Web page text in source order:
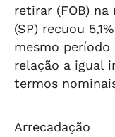
retirar (FOB)
(SP) recuou
mesmo período
relação a igual
termos
Arrecadação